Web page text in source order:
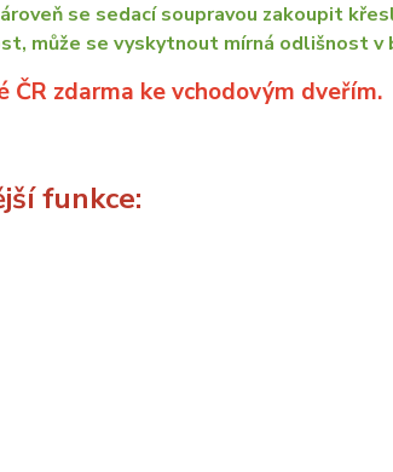
se sedací soupravou zakoupit
může se vyskytnout mírná odlišnost v
ČR zdarma ke vchodovým dveřím.
funkce: